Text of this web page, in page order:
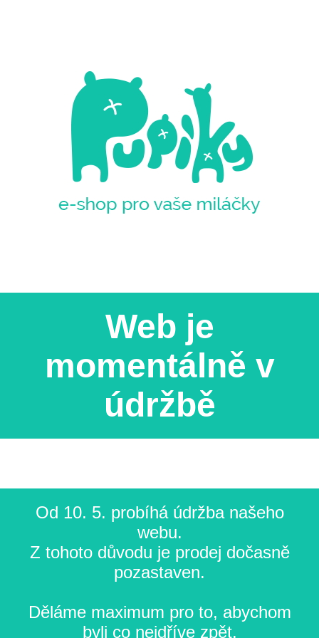
Web je
momentálně v
údržbě
Od 10. 5. probíhá údržba našeho
webu.
Z tohoto důvodu je prodej dočasně
pozastaven.
Děláme maximum pro to, abychom
byli co nejdříve zpět.